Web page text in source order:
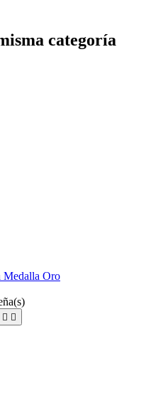
categoría
Medalla Oro
 